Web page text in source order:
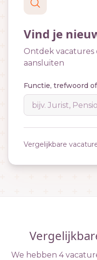
Vind je
Ontdek vacatures
aansluiten
Functie, trefwoord
Vergelijkbare
We hebben 4